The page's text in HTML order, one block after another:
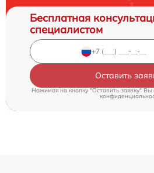
Бесплатная
специалистом
Оставить
Нажимая на кнопку "Оставить заявку" Вы